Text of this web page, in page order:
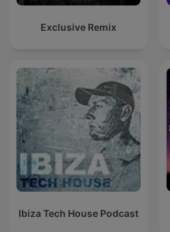
Exclusive Remix
Ibiza Tech House Podcast